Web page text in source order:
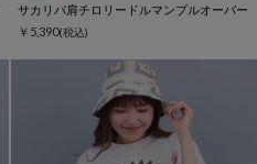
サカリバ肩チロリードルマンプルオーバー
￥5,390(税込)